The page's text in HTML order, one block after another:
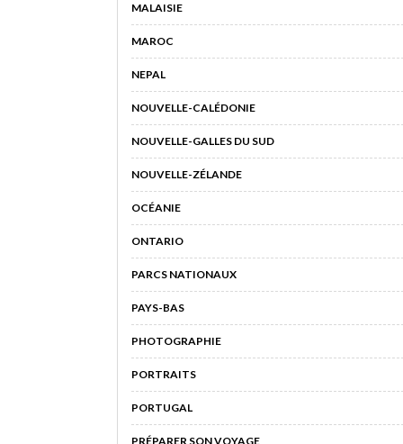
MALAISIE
MAROC
NEPAL
NOUVELLE-CALÉDONIE
NOUVELLE-GALLES DU SUD
NOUVELLE-ZÉLANDE
OCÉANIE
ONTARIO
PARCS NATIONAUX
PAYS-BAS
PHOTOGRAPHIE
PORTRAITS
PORTUGAL
PRÉPARER SON VOYAGE